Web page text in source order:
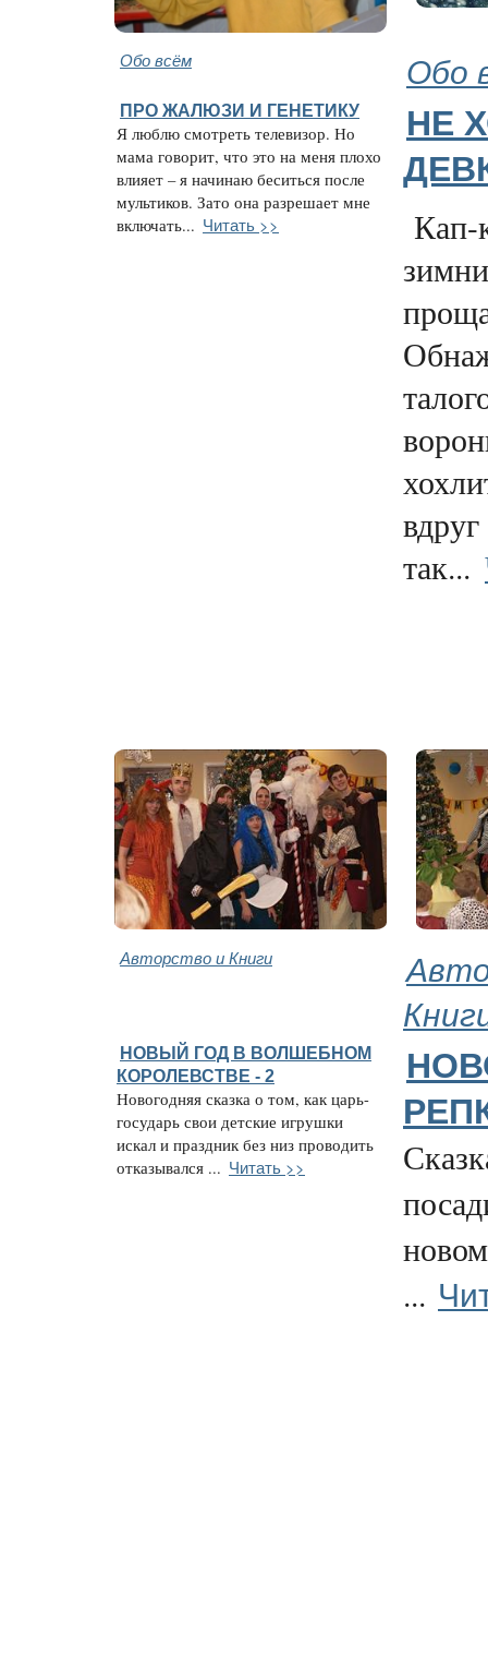
Обо всём Обо
ПРО ЖАЛЮЗИ И ГЕНЕТИКУ
Я люблю смотреть телевизор. Но
мама говорит, что это на меня плохо
влияет – я начинаю беситься после
мультиков. Зато она разрешает мне
включать... Читать >>
НЕ
Кап-
так...
Авторство и Книги
НОВЫЙ ГОД В ВОЛШЕБНОМ
КОРОЛЕВСТВЕ - 2
Новогодняя сказка о том, как царь-
государь свои детские игрушки
искал и праздник без низ проводить
отказывался ... Читать >>
...